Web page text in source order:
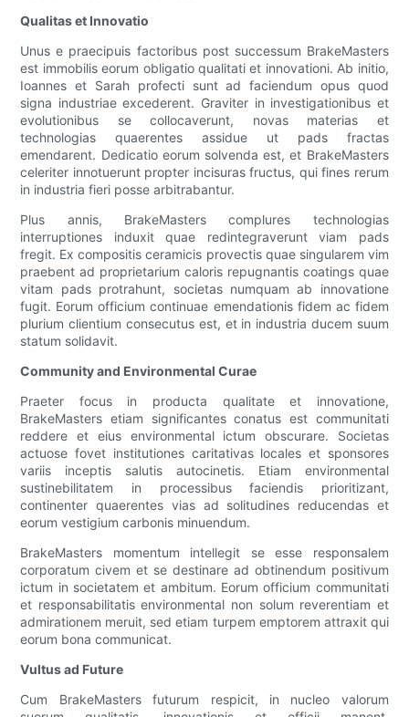
Qualitas et Innovatio
Unus e praecipuis factoribus post successum BrakeMasters
est immobilis eorum obligatio qualitati et innovationi. Ab initio,
Ioannes et Sarah profecti sunt ad faciendum opus quod
signa industriae excederent. Graviter in investigationibus et
evolutionibus se collocaverunt, novas materias et
technologias quaerentes assidue ut pads fractas
emendarent. Dedicatio eorum solvenda est, et BrakeMasters
celeriter innotuerunt propter incisuras fructus, qui fines rerum
in industria fieri posse arbitrabantur.
Plus annis, BrakeMasters complures technologias
interruptiones induxit quae redintegraverunt viam pads
fregit. Ex compositis ceramicis provectis quae singularem vim
praebent ad proprietarium caloris repugnantis coatings quae
vitam pads protrahunt, societas numquam ab innovatione
fugit. Eorum officium continuae emendationis fidem ac fidem
plurium clientium consecutus est, et in industria ducem suum
statum solidavit.
Community and Environmental Curae
Praeter focus in producta qualitate et innovatione,
BrakeMasters etiam significantes conatus est communitati
reddere et eius environmental ictum obscurare. Societas
actuose fovet institutiones caritativas locales et sponsores
variis inceptis salutis autocinetis. Etiam environmental
sustinebilitatem in processibus faciendis prioritizant,
continenter quaerentes vias ad solitudines reducendas et
eorum vestigium carbonis minuendum.
BrakeMasters momentum intellegit se esse responsalem
corporatum civem et se destinare ad obtinendum positivum
ictum in societatem et ambitum. Eorum officium communitati
et responsabilitatis environmental non solum reverentiam et
admirationem meruit, sed etiam turpem emptorem attraxit qui
eorum bona communicat.
Vultus ad Future
Cum BrakeMasters futurum respicit, in nucleo valorum